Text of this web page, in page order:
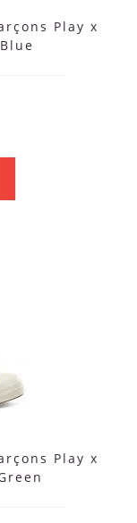
Play x
Play x